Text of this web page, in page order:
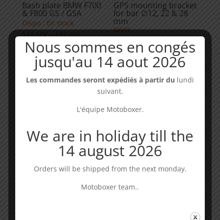
Bash plate BMW F700
& F800 GS / GSA
Dispo : En stock
149,00€ – 199,00€
range:
149,00€
through
199,00€
GPS mounting bracket
for bar ∅12, 22 & 28
mm
5.00
out of 5
37,00€
USB/ Voltmeter plug
Availability : in stock
Nous sommes en congés
jusqu'au 14 aout 2026
Les commandes seront expédiés à partir du lundi
suivant.
L'équipe Motoboxer.
We are in holiday till the
14 august 2026
Orders will be shipped from the next monday.
Motoboxer team..